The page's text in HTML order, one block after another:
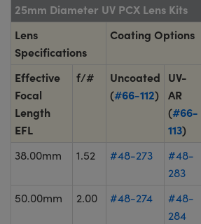
25mm Diameter UV PCX Lens Kits
Lens
Specifications
Coating Options
Effective
Focal
Length
EFL
f/#
Uncoated
(#66-112)
UV-
AR
(#66-
113)
38.00mm 1.52 #48-273
#48-
283
50.00mm
2.00 #48-274
#48-
284